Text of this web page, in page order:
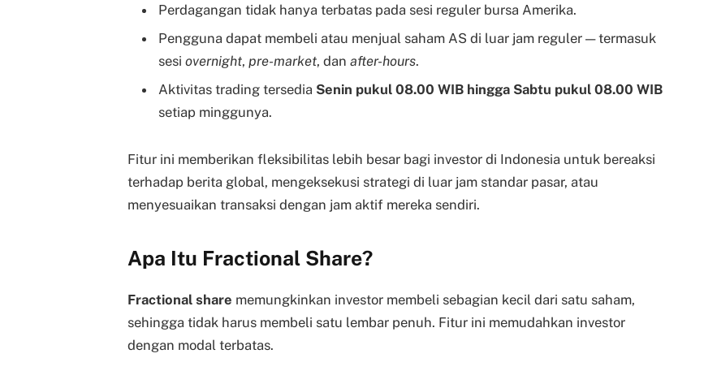
Perdagangan tidak hanya terbatas pada sesi reguler bursa Amerika.
Pengguna dapat membeli atau menjual saham AS di luar jam reguler — termasuk
sesi overnight, pre-market, dan after-hours.
Aktivitas trading tersedia Senin pukul 08.00 WIB hingga Sabtu pukul 08.00 WIB
setiap minggunya.
Fitur ini memberikan fleksibilitas lebih besar bagi investor di Indonesia untuk bereaksi
terhadap berita global, mengeksekusi strategi di luar jam standar pasar, atau
menyesuaikan transaksi dengan jam aktif mereka sendiri.
Apa Itu Fractional Share?
Fractional share memungkinkan investor membeli sebagian kecil dari satu saham,
sehingga tidak harus membeli satu lembar penuh. Fitur ini memudahkan investor
dengan modal terbatas.